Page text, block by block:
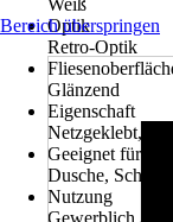
Weiß
Optik
Retro-Optik
Glänzend
Eigenschaft
Netzgeklebt,
Geeignet für
Dusche,
Nutzung
Gewerblich /
Bereich überspringen